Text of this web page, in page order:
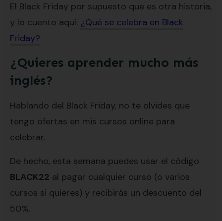
El Black Friday por supuesto que es otra historia,
y lo cuento aquí: ¿Qué se celebra en Black
Friday?
¿Quieres aprender mucho más
inglés?
Hablando del Black Friday, no te olvides que
tengo ofertas en mis cursos online para
celebrar.
De hecho, esta semana puedes usar el código
BLACK22 al pagar cualquier curso (o varios
cursos si quieres) y recibirás un descuento del
50%.